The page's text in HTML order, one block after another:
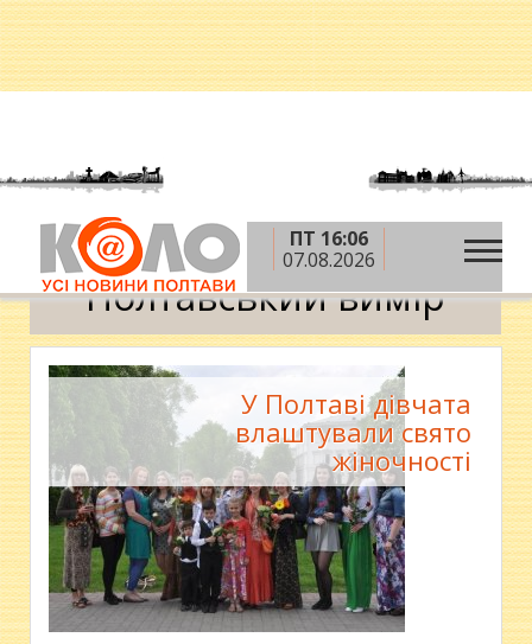
ПТ 16:06
07.08.2026
Головна » Новини » Полтавський вимір
Полтавський вимір
У Полтаві дівчата
влаштували свято
жіночності